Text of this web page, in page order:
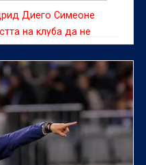
Диего Симеоне
на клуба да не
е желан от редица
през
сигурно